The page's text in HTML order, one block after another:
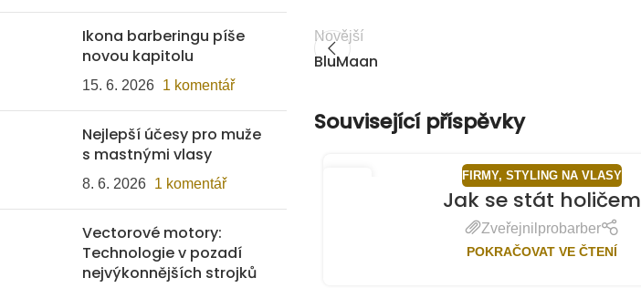
Ikona barberingu píše
novou kapitolu
15. 6. 2026 1 komentář
Nejlepší účesy pro muže
s mastnými vlasy
8. 6. 2026 1 komentář
Vectorové motory:
Technologie v pozadí
nejvýkonnějších strojků
Novější
BluMaan
Související příspěvky
FIRMY,STYLING NA VLASY
Jak se stát holičem
Zveřejnil probarber
POKRAČOVAT VE ČTENÍ